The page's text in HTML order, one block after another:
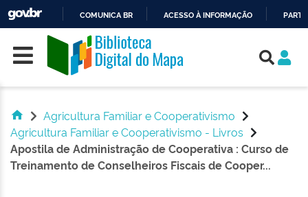
O
CONTEÚDO
COMUNICA BR ACESSO À INFORMAÇÃO
Skip navigation
Agricultura Familiar e Cooperativismo
Agricultura Familiar e Cooperativismo - Livros
Apostila de Administração de Cooperativa : Curso de
Treinamento de Conselheiros Fiscais de Cooper...